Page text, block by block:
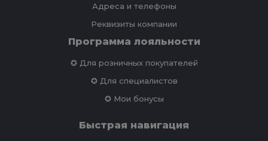
Адреса и телефоны
Реквизиты компании
Программа лояльности
✪ Для розничных покупателей
✪ Для специалистов
✪ Мои бонусы
Быстрая навигация